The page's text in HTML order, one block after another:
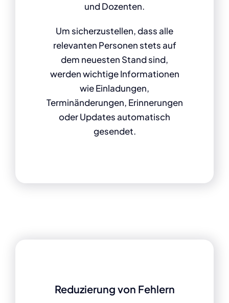
und Dozenten.
Um sicherzustellen, dass alle
relevanten Personen stets auf
dem neuesten Stand sind,
werden wichtige Informationen
wie Einladungen,
Terminänderungen, Erinnerungen
oder Updates automatisch
gesendet.
Reduzierung von Fehlern